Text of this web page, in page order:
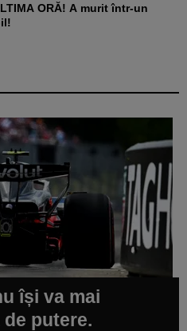
își va mai
putere.